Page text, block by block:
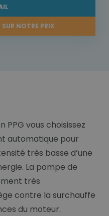
NOTRE PRIX
vous choisissez
automatique pour
très basse d’une
La pompe de
très
contre la surchauffe
du moteur.